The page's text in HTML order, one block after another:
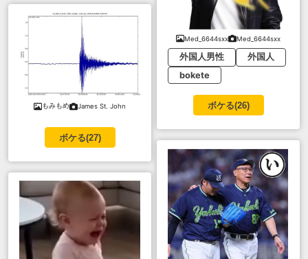
もみもめ James St. John
ボケる(27)
Med_6644sxx Med_6644sxx
外国人男性
外国人
bokete
ボケる(26)